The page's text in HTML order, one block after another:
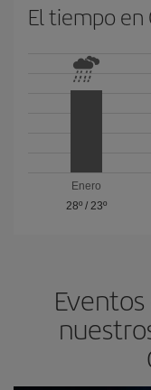
El tiempo en
Enero
28º/ 23º